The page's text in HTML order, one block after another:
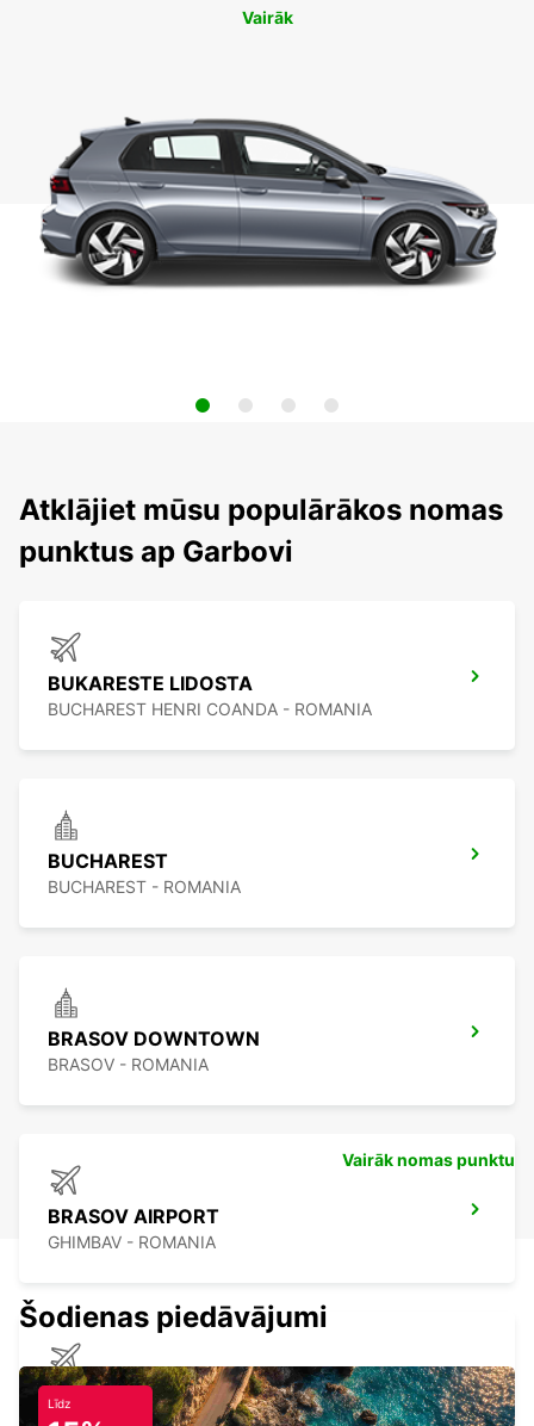
Vairāk
Atklājiet mūsu populārākos nomas
punktus ap Garbovi
BUKARESTE LIDOSTA
BUCHAREST HENRI COANDA - ROMANIA
BUCHAREST
BUCHAREST - ROMANIA
BRASOV DOWNTOWN
BRASOV - ROMANIA
BRASOV AIRPORT
GHIMBAV - ROMANIA
CONSTANTA AIRPORT
MIHAIL KOGALNICEANU - ROMANIA
Vairāk nomas punktu
Šodienas piedāvājumi
Līdz